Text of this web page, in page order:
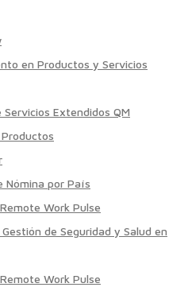
en Productos y Servicios
Extendidos QM
Nómina por País
Work Pulse
de Seguridad y Salud en
Work Pulse